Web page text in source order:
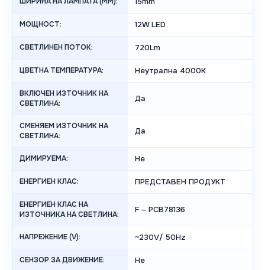
МОЩНОСТ: 12W LED
СВЕТЛИНЕН ПОТОК: 720Lm
ЦВЕТНА ТЕМПЕРАТУРА: Неутрална 4000K
ВКЛЮЧЕН ИЗТОЧНИК НА
СВЕТЛИНА:
Да
СМЕНЯЕМ ИЗТОЧНИК НА
СВЕТЛИНА:
Да
ДИМИРУЕМА: Не
ЕНЕРГИЕН КЛАС: ПРЕДСТАВЕН ПРОДУКТ
ЕНЕРГИЕН КЛАС НА
ИЗТОЧНИКА НА СВЕТЛИНА:
F – PCB78136
НАПРЕЖЕНИЕ (V): ~230V/ 50Hz
СЕНЗОР ЗА ДВИЖЕНИЕ: Не